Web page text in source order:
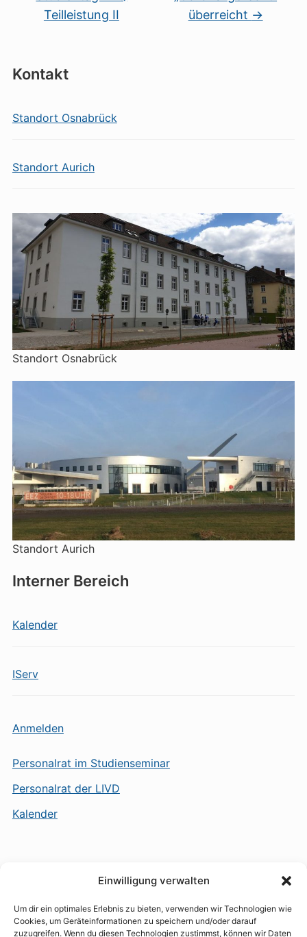
Einwilligung verwalten
Um dir ein optimales Erlebnis zu bieten, verwenden wir Technologien wie
Cookies, um Geräteinformationen zu speichern und/oder darauf
zuzugreifen. Wenn du diesen Technologien zustimmst, können wir Daten
Kontakt
Standort Osnabrück
Standort Aurich
Standort Osnabrück
Standort Aurich
Interner Bereich
Kalender
IServ
Anmelden
Teilleistung II
überreicht →
Personalrat im Studienseminar
Personalrat der LIVD
Kalender
Datenschutzerklärung und Haftungsausschluss